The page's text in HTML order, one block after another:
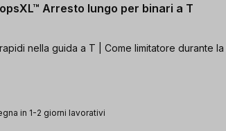
Arresto lungo per binari a T
nella guida a T | Come limitatore durante
in 1-2 giorni lavorativi